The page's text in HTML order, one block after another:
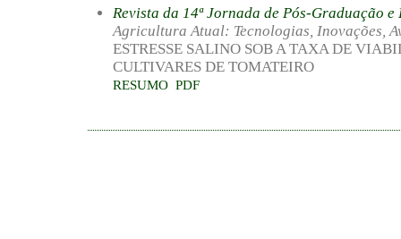
Revista da 14ª Jornada de Pós-Graduação
Agricultura Atual: Tecnologias, Inovações,
ESTRESSE SALINO SOB A TAXA DE
CULTIVARES DE TOMATEIRO
RESUMO PDF